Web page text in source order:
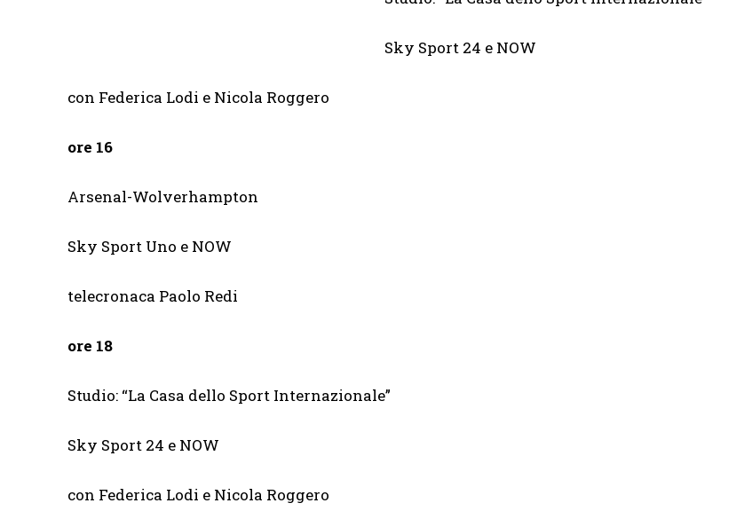
Sky Sport 24 e NOW
con Federica Lodi e Nicola Roggero
ore 16
Arsenal-Wolverhampton
Sky Sport Uno e NOW
telecronaca Paolo Redi
ore 18
Studio: “La Casa dello Sport Internazionale”
Sky Sport 24 e NOW
con Federica Lodi e Nicola Roggero